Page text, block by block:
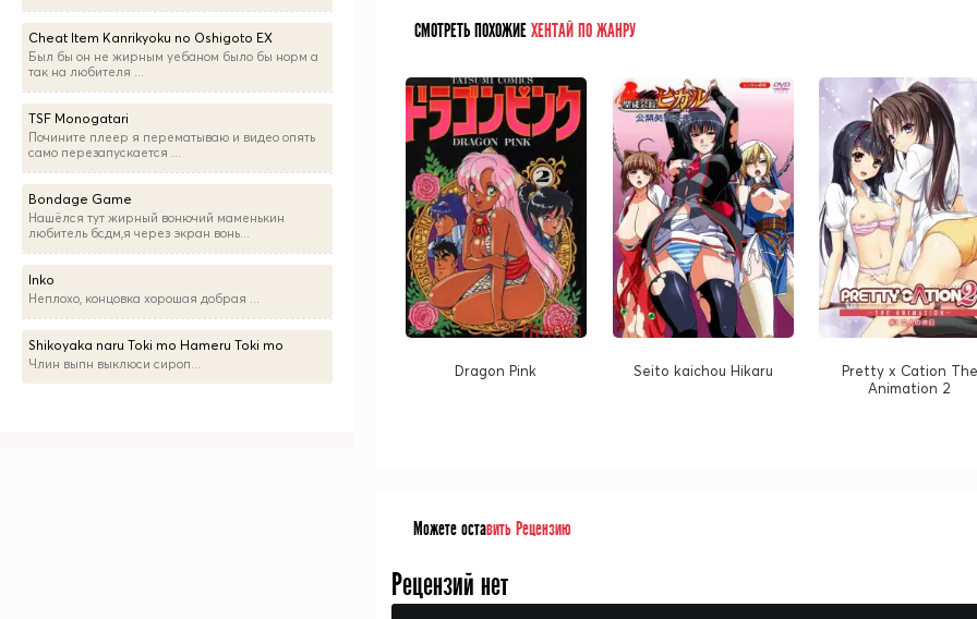
СМОТРЕТЬ ПОХОЖИЕХЕНТАЙ ПО ЖАНРУ
Dragon Pink Seito kaichou Hikaru
Pretty x Cation The
Animation 2
Можете оставить Рецензию
Рецензий нет
Cheat Item Kanrikyoku no Oshigoto EX
Был бы он не жирным уебаном было бы норм а
так на любителя ...
TSF Monogatari
Почините плеер я перематываю и видео опять
само перезапускается ...
Bondage Game
Нашёлся тут жирный вонючий маменькин
любитель бсдм,я через экран вонь...
Inko
Неплохо, концовка хорошая добрая ...
Shikoyaka naru Toki mo Hameru Toki mo
Члин выпн выклюси сироп...